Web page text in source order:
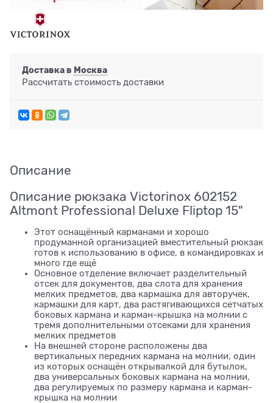
Доставка в Москва
Рассчитать стоимость доставки
Описание
Описание рюкзака Victorinox 602152
Altmont Professional Deluxe Fliptop 15"
Этот оснащённый карманами и хорошо
продуманной организацией вместительный рюкзак
готов к использованию в офисе, в командировках и
много где ещё
Основное отделение включает разделительный
отсек для документов, два слота для хранения
мелких предметов, два кармашка для авторучек,
кармашки для карт, два растягивающихся сетчатых
боковых кармана и карман-крышка на молнии с
тремя дополнительными отсеками для хранения
мелких предметов
На внешней стороне расположены два
вертикальных передних кармана на молнии, один
из которых оснащён открывалкой для бутылок,
два универсальных боковых кармана на молнии,
два регулируемых по размеру кармана и карман-
крышка на молнии